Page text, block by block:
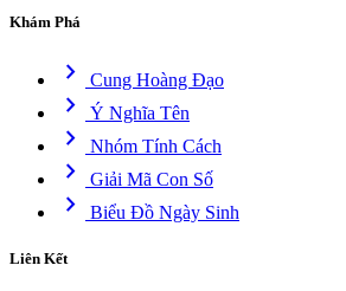
Khám Phá
chevron_right Cung Hoàng Đạo
chevron_right Ý Nghĩa Tên
chevron_right Nhóm Tính Cách
chevron_right Giải Mã Con Số
chevron_right Biểu Đồ Ngày Sinh
Liên Kết